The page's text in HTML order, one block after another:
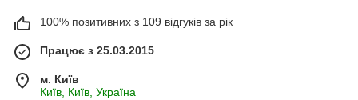
100% позитивних з 109 відгуків за рік
Працює з 25.03.2015
м. Київ
Київ, Київ, Україна